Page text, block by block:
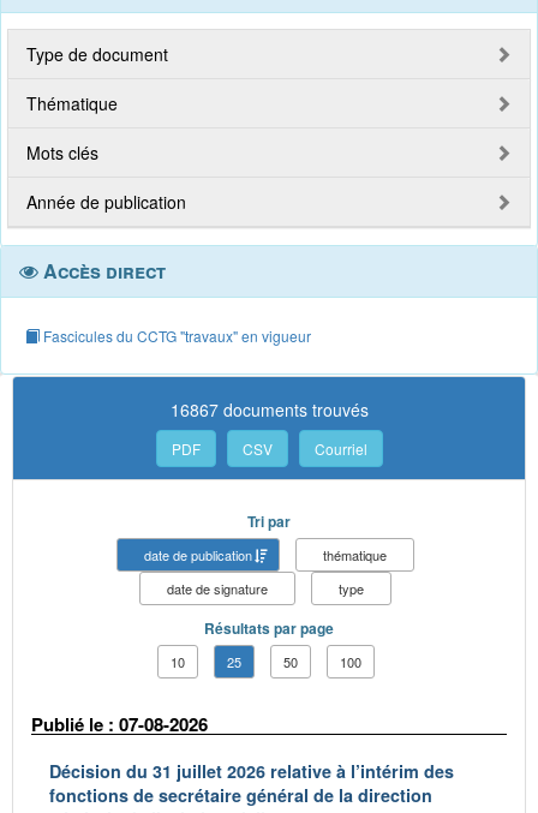
Type de document
Thématique
Mots clés
Année de publication
Accès direct
Fascicules du CCTG "travaux" en vigueur
16867 documents trouvés
PDF CSV Courriel
Tri par
date de publication
thématique
date de signature
type
Résultats par page
10 25 50 100
Publié le : 07-08-2026
Décision du 31 juillet 2026 relative à l’intérim des
fonctions de secrétaire général de la direction